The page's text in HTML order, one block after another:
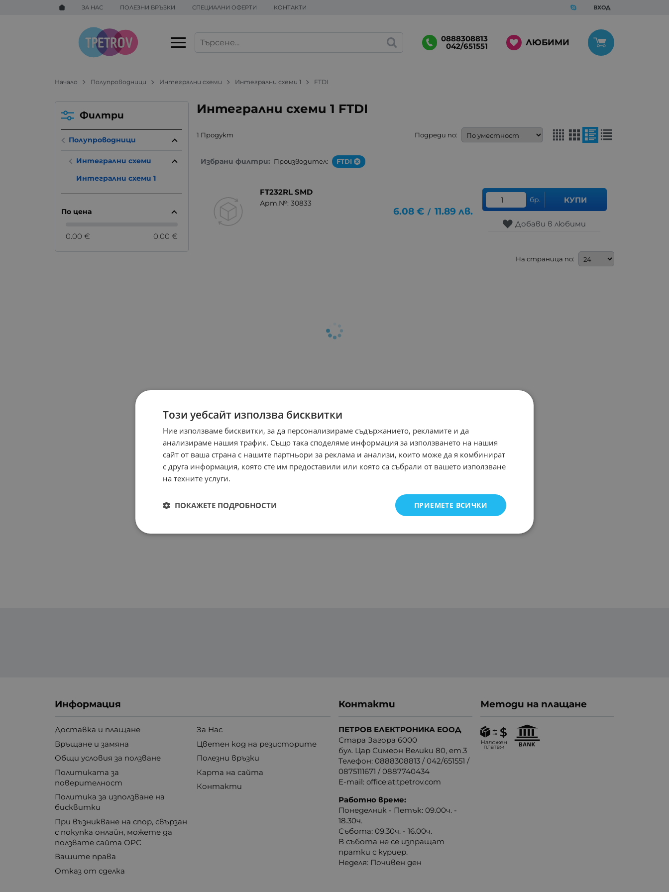
ЗА НАС ПОЛЕЗНИ ВРЪЗКИ СПЕЦИАЛНИ ОФЕРТИ КОНТАКТИ ВХОД
0888308813
042/651551 ЛЮБИМИ
Начало Полупроводници Интегрални схеми Интегрални схеми 1 FTDI
Интегрални схеми 1 FTDI
1 Продукт Подреди по:
Избрани филтри: Производител: FTDI
FT232RL SMD
Арт.№: 30833
6.08 € / 11.89 лв.
бр. КУПИ
Добави в любими
На страница по:
Филтри
Полупроводници
Интегрални схеми
Интегрални схеми 1
По цена
0.00 € 0.00 €
Информация
Доставка и плащане
Връщане и замяна
Общи условия за ползване
Политиката за
поверителност
Политика за използване на
бисквитки
При възникване на спор, свързан
с покупка онлайн, можете да
ползвате сайта ОРС
Вашите права
Отказ от сделка
За Нас
Цветен код на резисторите
Полезни връзки
Карта на сайта
Контакти
Контакти
ПЕТРОВ ЕЛЕКТРОНИКА ЕООД
Стара Загора 6000
бул. Цар Симеон Велики 80, ет.3
Телефон:0888308813 /042/651551 /
0875111671 /0887740434
E-mail:office:at:tpetrov.com
Работно време:
Понеделник - Петък: 09.00ч. -
18.30ч.
Събота: 09.30ч. - 16.00ч.
В събота не се изпращат
пратки с куриер.
Неделя: Почивен ден
Методи на плащане
Този уебсайт използва бисквитки
Ние използваме бисквитки, за да персонализираме съдържанието, рекламите и да
анализираме нашия трафик. Също така споделяме информация за използването на нашия
сайт от ваша страна с нашите партньори за реклама и анализи, които може да я комбинират
с друга информация, която сте им предоставили или която са събрали от вашето използване
на техните услуги.
ПРИЕМЕТЕ ВСИЧКИ
ПОКАЖЕТЕ ПОДРОБНОСТИ